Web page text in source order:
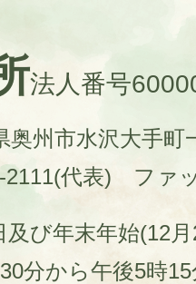
法人番号
州市水沢大手町
代表)
ファ
及び年末年始(12
分から午後5時